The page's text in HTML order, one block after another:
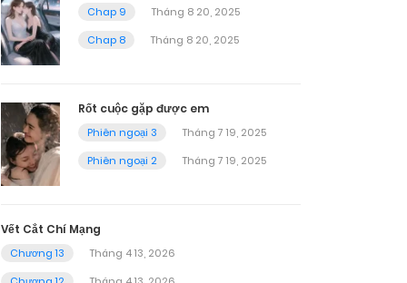
Chap 9
Tháng 8 20, 2025
Chap 8
Tháng 8 20, 2025
Rốt cuộc gặp được em
Phiên ngoại 3
Tháng 7 19, 2025
Phiên ngoại 2
Tháng 7 19, 2025
Vết Cắt Chí Mạng
Chương 13
Tháng 4 13, 2026